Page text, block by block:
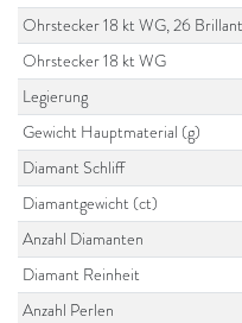
Ohrstecker 18 kt WG, 26
Ohrstecker 18 kt WG
Legierung
Gewicht Hauptmaterial (g)
Diamant Schliff
Diamantgewicht (ct)
Anzahl Diamanten
Diamant Reinheit
Anzahl Perlen